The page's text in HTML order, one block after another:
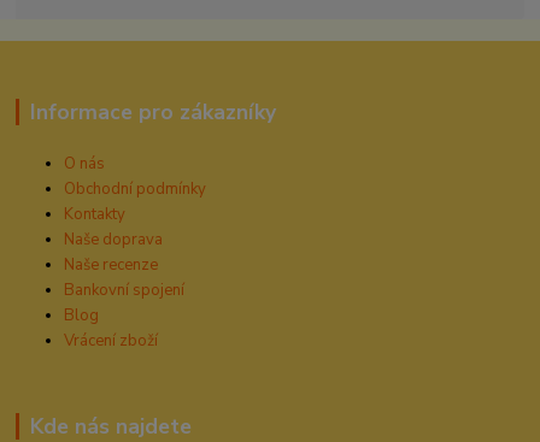
Informace pro zákazníky
O nás
Obchodní podmínky
Kontakty
Naše doprava
Naše recenze
Bankovní spojení
Blog
Vrácení zboží
Kde nás najdete